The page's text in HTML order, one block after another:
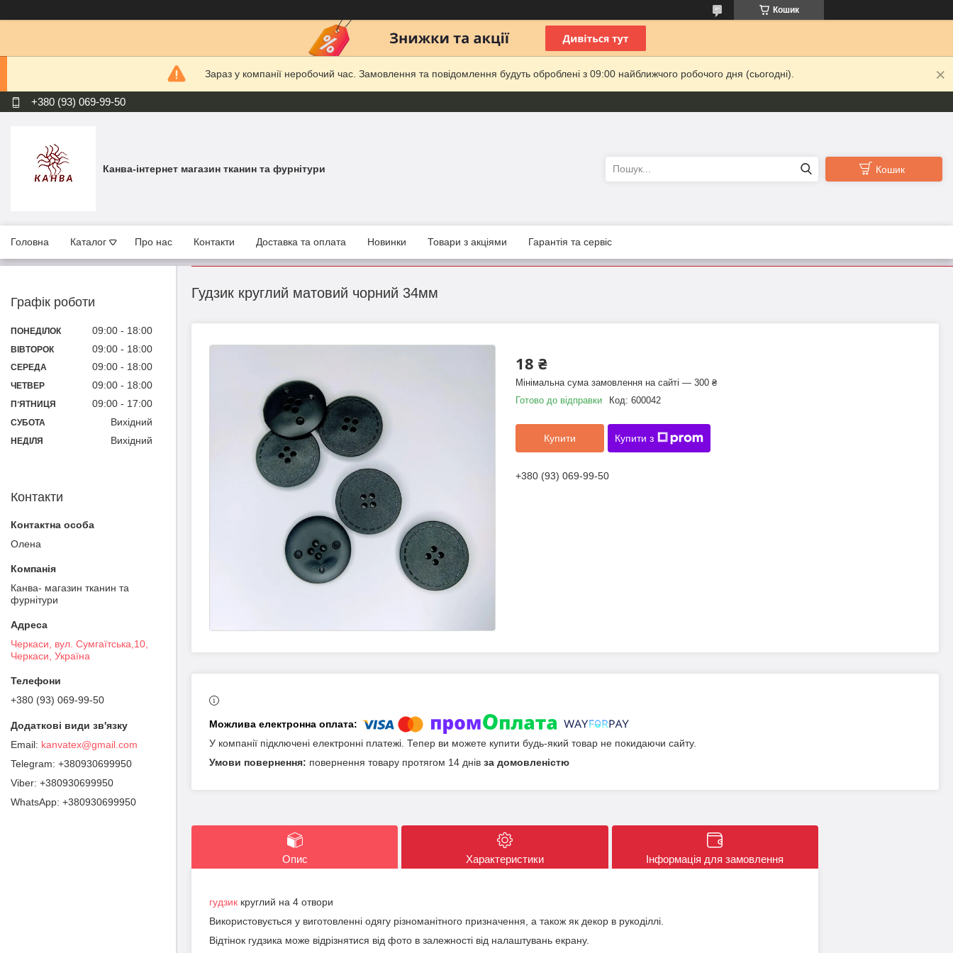
Кошик
Зараз у компанії неробочий час. Замовлення та повідомлення будуть оброблені з 09:00 найближчого робочого дня (сьогодні).
+380 (93) 069-99-50
Канва-інтернет магазин тканин та фурнітури Кошик
Головна Каталог Про нас Контакти Доставка та оплата Новинки Товари з акціями Гарантія та сервіс
Гудзик круглий матовий чорний 34мм
18 ₴
Мінімальна сума замовлення на сайті — 300 ₴
Готово до відправки
Код: 600042
Купити Купити з
+380 (93) 069-99-50
У компанії підключені електронні платежі. Тепер ви можете купити будь-який товар не покидаючи сайту.
повернення товару протягом 14 днів за домовленістю
Опис Характеристики Інформація для замовлення
гудзик круглий на 4 отвори
Використовується у виготовленні одягу різноманітного призначення, а також як декор в рукоділлі.
Відтінок гудзика може відрізнятися від фото в залежності від налаштувань екрану.
Графік роботи
ПОНЕДІЛОК 09:00 18:00
ВІВТОРОК 09:00 18:00
СЕРЕДА 09:00 18:00
ЧЕТВЕР 09:00 18:00
ПʼЯТНИЦЯ 09:00 17:00
СУБОТА Вихідний
НЕДІЛЯ Вихідний
Контакти
Олена
Канва- магазин тканин та
фурнітури
Черкаси, вул. Сумгаїтська,10,
Черкаси, Україна
+380 (93) 069-99-50
kanvatex@gmail.com
+380930699950
+380930699950
+380930699950